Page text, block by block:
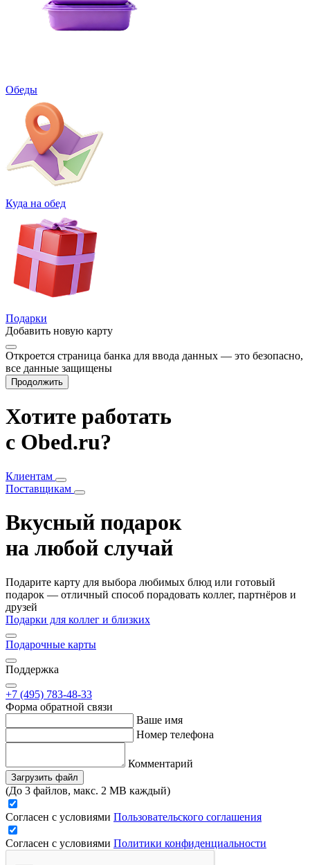
Обеды
Куда на обед
Подарки
Добавить новую карту
Откроется страница банка для ввода данных — это безопасно,
все данные защищены
Продолжить
Хотите работать
с Obed.ru?
Клиентам
Поставщикам
Вкусный подарок
на любой случай
Подарите карту для выбора любимых блюд или готовый
подарок — отличный способ порадовать коллег, партнёров и
друзей
Подарки для коллег и близких
Подарочные карты
Поддержка
+7 (495) 783-48-33
Форма обратной связи
Ваше имя
Номер телефона
Комментарий
Загрузить файл
(До 3 файлов, макс. 2 MB каждый)
Согласен с условиями Пользовательского соглашения
Согласен с условиями Политики конфиденциальности